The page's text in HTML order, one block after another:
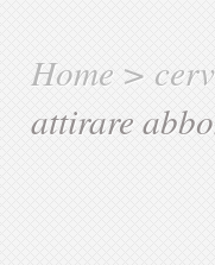
Home >
attirare